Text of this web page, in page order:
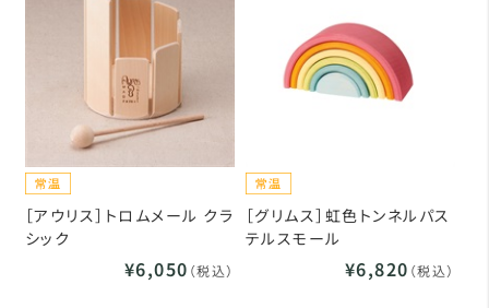
［アウリス］トロムメール クラ
シック
¥6,050 （税込）
［グリムス］虹色トンネルパス
テルスモール
¥6,820 （税込）